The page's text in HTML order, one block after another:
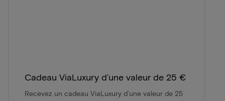
Cadeau ViaLuxury d’une valeur de 25 €
Recevez un cadeau ViaLuxury d’une valeur de 25